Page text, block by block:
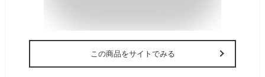
この商品をサイトでみる